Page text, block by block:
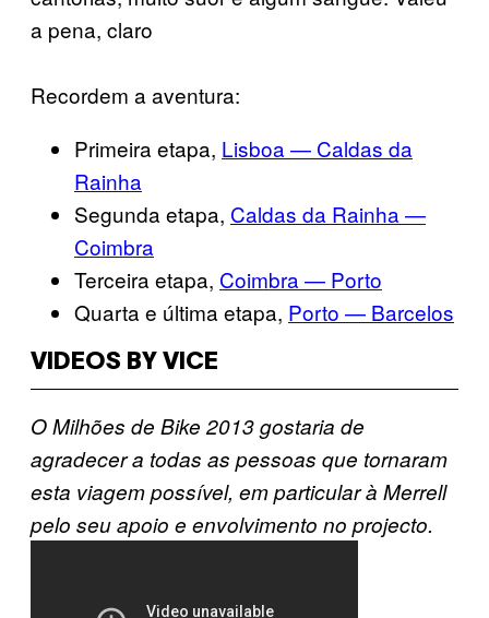
a pena, claro
Recordem a aventura:
Primeira etapa, Lisboa — Caldas da
Rainha
Segunda etapa, Caldas da Rainha —
Coimbra
Terceira etapa, Coimbra — Porto
Quarta e última etapa, Porto — Barcelos
VIDEOS BY VICE
O Milhões de Bike 2013 gostaria de
agradecer a todas as pessoas que tornaram
esta viagem possível, em particular à Merrell
pelo seu apoio e envolvimento no projecto.